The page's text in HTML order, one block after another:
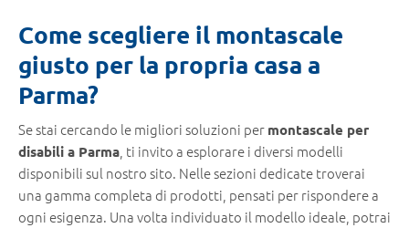
Come scegliere il montascale
giusto per la propria casa a
Parma?
Se stai cercando le migliori soluzioni per montascale per
disabili a Parma , ti invito a esplorare i diversi modelli
disponibili sul nostro sito. Nelle sezioni dedicate troverai
una gamma completa di prodotti, pensati per rispondere a
ogni esigenza. Una volta individuato il modello ideale, potrai